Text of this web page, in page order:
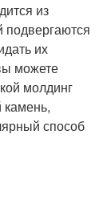
из
подвергаются
их
можете
молдинг
камень,
способ